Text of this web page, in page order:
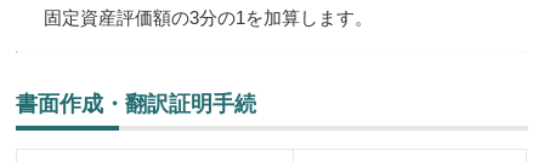
固定資産評価額の3分の1を加算します。
書面作成・翻訳証明手続